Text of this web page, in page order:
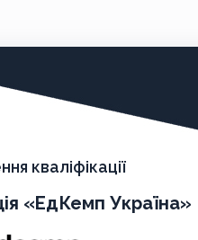
кваліфікації
«ЕдКемп Україна»